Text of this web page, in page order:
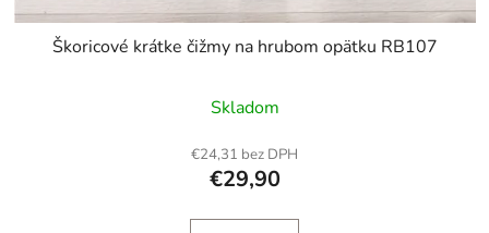
Škoricové krátke čižmy na hrubom opätku RB107
Skladom
€24,31 bez DPH
€29,90